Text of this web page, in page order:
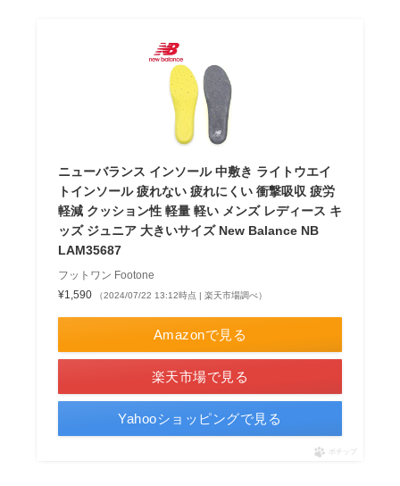
ニューバランス インソール 中敷き ライトウエイ
トインソール 疲れない 疲れにくい 衝撃吸収 疲労
軽減 クッション性 軽量 軽い メンズ レディース キ
ッズ ジュニア 大きいサイズ New Balance NB
LAM35687
フットワン Footone
¥1,590
（2024/07/22 13:12時点 | 楽天市場調べ）
Amazonで見る
楽天市場で見る
Yahooショッピングで見る
ポチップ